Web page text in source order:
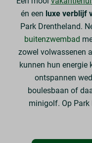
én een luxe verblijf
Park Drentheland.
buitenzwembad
zowel volwassenen
kunnen hun energie
ontspannen
boulesbaan of
minigolf. Op Park